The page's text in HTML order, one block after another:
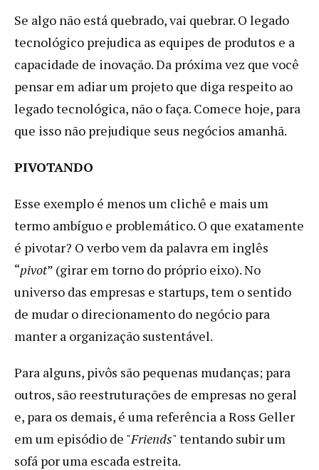
Se algo não está quebrado, vai quebrar. O legado
tecnológico prejudica as equipes de produtos e a
capacidade de inovação. Da próxima vez que você
pensar em adiar um projeto que diga respeito ao
legado tecnológica, não o faça. Comece hoje, para
que isso não prejudique seus negócios amanhã.
PIVOTANDO
Esse exemplo é menos um clichê e mais um
termo ambíguo e problemático. O que exatamente
é pivotar? O verbo vem da palavra em inglês
“pivot” (girar em torno do próprio eixo). No
universo das empresas e startups, tem o sentido
de mudar o direcionamento do negócio para
manter a organização sustentável.
Para alguns, pivôs são pequenas mudanças; para
outros, são reestruturações de empresas no geral
e, para os demais, é uma referência a Ross Geller
em um episódio de "Friends" tentando subir um
sofá por uma escada estreita.